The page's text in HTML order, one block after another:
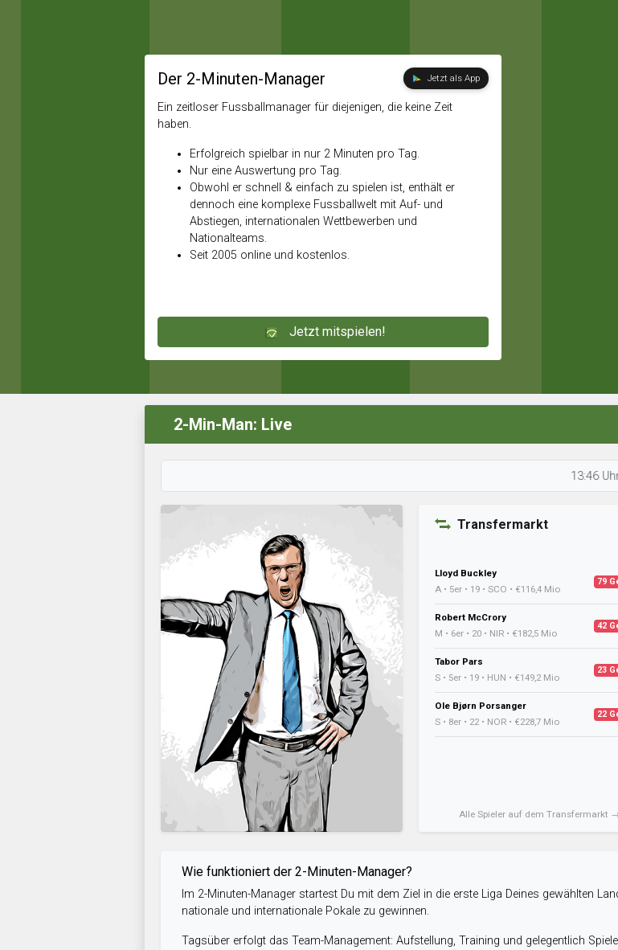
Der 2-Minuten-Manager Jetzt als App
Ein zeitloser Fussballmanager für diejenigen, die keine Zeit
haben.
Erfolgreich spielbar in nur 2 Minuten pro Tag.
Nur eine Auswertung pro Tag.
Obwohl er schnell & einfach zu spielen ist, enthält er
dennoch eine komplexe Fussballwelt mit Auf- und
Abstiegen, internationalen Wettbewerben und
Nationalteams.
Seit 2005 online und kostenlos.
Jetzt mitspielen!
2-Min-Man: Live
13:46 Uhr: Enno
Transfermarkt
Lloyd Buckley
A • 5er • 19 • SCO • €116,4 Mio
79
Robert McCrory
M • 6er • 20 • NIR • €182,5 Mio
42
Tabor Pars
S • 5er • 19 • HUN • €149,2 Mio
23
Ole Bjørn Porsanger
S • 8er • 22 • NOR • €228,7 Mio
22
Alle Spieler auf dem Transfermarkt →
Wie funktioniert der 2-Minuten-Manager?
Im 2-Minuten-Manager startest Du mit dem Ziel in die erste Liga Deines gewählten
nationale und internationale Pokale zu gewinnen.
Tagsüber erfolgt das Team-Management: Aufstellung, Training und gelegentlich